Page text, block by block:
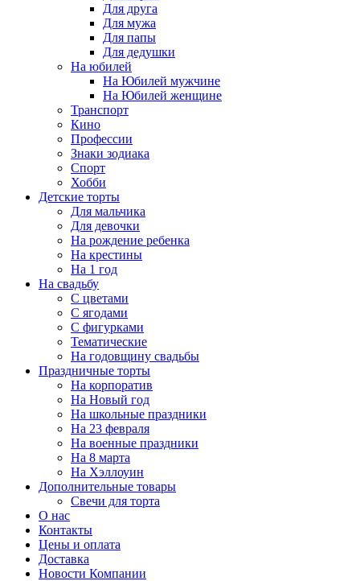
Для друга
Для мужа
Для папы
Для дедушки
На юбилей
На Юбилей мужчине
На Юбилей женщине
Транспорт
Кино
Профессии
Знаки зодиака
Спорт
Хобби
Детские торты
Для мальчика
Для девочки
На рождение ребенка
На крестины
На 1 год
На свадьбу
С цветами
С ягодами
С фигурками
Тематические
На годовщину свадьбы
Праздничные торты
На корпоратив
На Новый год
На школьные праздники
На 23 февраля
На военные праздники
На 8 марта
На Хэллоуин
Дополнительные товары
Свечи для торта
О нас
Контакты
Цены и оплата
Доставка
Новости Компании